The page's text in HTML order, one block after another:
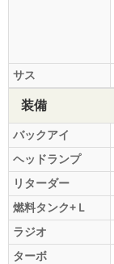
サス
装備
バックアイ
ヘッドランプ
リターダー
燃料タンク+Ｌ
ラジオ
ターボ